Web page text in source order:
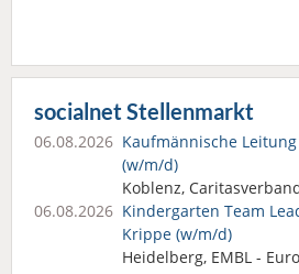
socialnet Stellenmarkt
06.08.2026 Kaufmännische
(w/m/d)
Koblenz,
06.08.2026 Kindergarten Team
Krippe (w/m/d)
Heidelberg, EMBL -